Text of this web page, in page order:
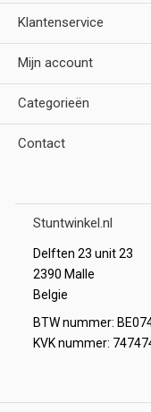
Klantenservice
Mijn account
Categorieën
Contact
Stuntwinkel.nl
Delften 23 unit 23
2390 Malle
Belgie
BTW nummer:
KVK nummer: